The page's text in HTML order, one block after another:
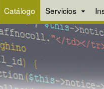
Catálogo Servicios